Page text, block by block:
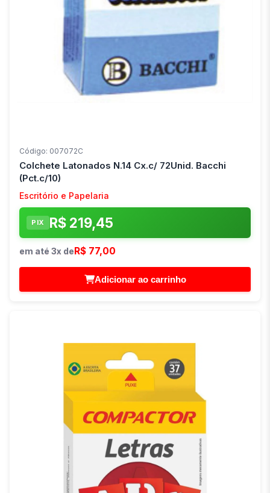
Código: 007072C
Colchete Latonados N.14 Cx.c/ 72Unid. Bacchi
(Pct.c/10)
Escritório e Papelaria
PIX R$ 219,45
em até 3x deR$ 77,00
Adicionar ao carrinho